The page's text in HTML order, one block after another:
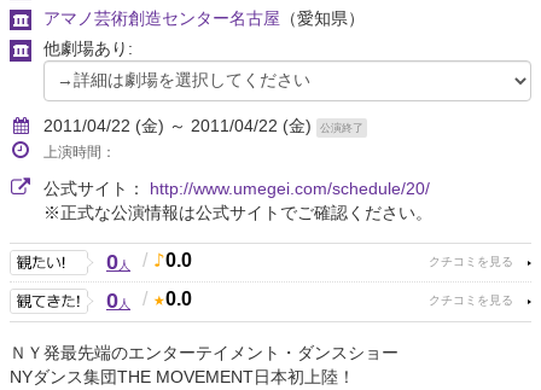
アマノ芸術創造センター名古屋 （愛知県）
他劇場あり:
2011/04/22 (金) ～ 2011/04/22 (金) 公演終了
上演時間：
公式サイト： http://www.umegei.com/schedule/20/
※正式な公演情報は公式サイトでご確認ください。
0人 / 0.0
0人 / 0.0
ＮＹ発最先端のエンターテイメント・ダンスショー
NYダンス集団THE MOVEMENT日本初上陸！